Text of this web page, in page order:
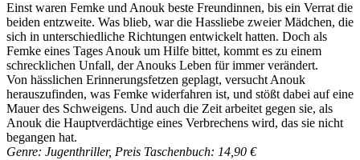
Einst waren Femke und Anouk beste Freundinnen, bis ein Verrat die
beiden entzweite. Was blieb, war die Hassliebe zweier Mädchen, die
sich in unterschiedliche Richtungen entwickelt hatten. Doch als
Femke eines Tages Anouk um Hilfe bittet, kommt es zu einem
schrecklichen Unfall, der Anouks Leben für immer verändert.
Von hässlichen Erinnerungsfetzen geplagt, versucht Anouk
herauszufinden, was Femke widerfahren ist, und stößt dabei auf eine
Mauer des Schweigens. Und auch die Zeit arbeitet gegen sie, als
Anouk die Hauptverdächtige eines Verbrechens wird, das sie nicht
begangen hat.
Genre: Jugenthriller, Preis Taschenbuch: 14,90 €